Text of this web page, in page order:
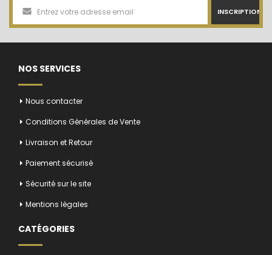
INSCRIPTION
NOS SERVICES
Nous contacter
Conditions Générales de Vente
Livraison et Retour
Paiement sécurisé
Sécurité sur le site
Mentions légales
CATÉGORIES